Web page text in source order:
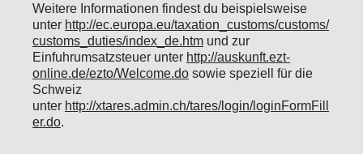
Weitere Informationen findest du beispielsweise
unter http://ec.europa.eu/taxation_customs/customs/
customs_duties/index_de.htm und zur
Einfuhrumsatzsteuer unter http://auskunft.ezt-
online.de/ezto/Welcome.do sowie speziell für die
Schweiz
unter http://xtares.admin.ch/tares/login/loginFormFill
er.do.